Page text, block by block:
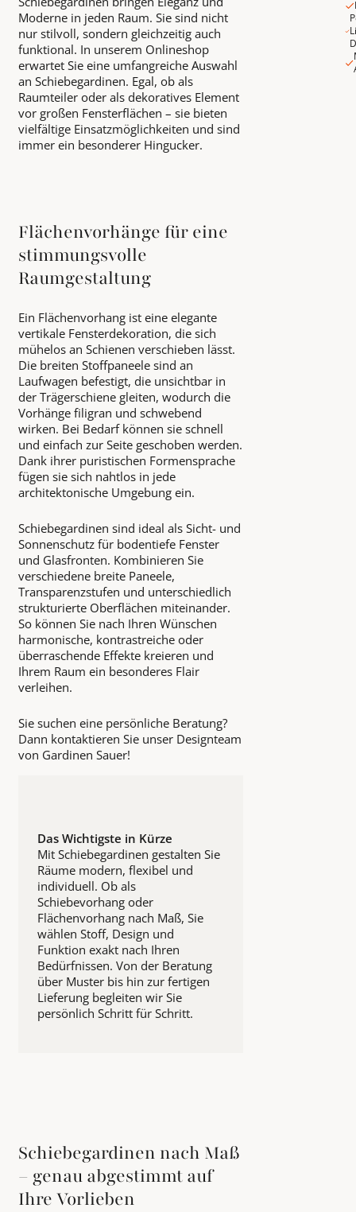
Moderne in jeden Raum. Sie sind nicht
nur stilvoll, sondern gleichzeitig auch
funktional. In unserem Onlineshop
erwartet Sie eine umfangreiche Auswahl
an Schiebegardinen. Egal, ob als
Raumteiler oder als dekoratives Element
vor großen Fensterflächen – sie bieten
vielfältige Einsatzmöglichkeiten und sind
immer ein besonderer Hingucker.
Flächenvorhänge für eine
stimmungsvolle
Raumgestaltung
Ein Flächenvorhang ist eine elegante
vertikale Fensterdekoration, die sich
mühelos an Schienen verschieben lässt.
Die breiten Stoffpaneele sind an
Laufwagen befestigt, die unsichtbar in
der Trägerschiene gleiten, wodurch die
Vorhänge filigran und schwebend
wirken. Bei Bedarf können sie schnell
und einfach zur Seite geschoben werden.
Dank ihrer puristischen Formensprache
fügen sie sich nahtlos in jede
architektonische Umgebung ein.
Schiebegardinen sind ideal als Sicht- und
Sonnenschutz für bodentiefe Fenster
und Glasfronten. Kombinieren Sie
verschiedene breite Paneele,
Transparenzstufen und unterschiedlich
strukturierte Oberflächen miteinander.
So können Sie nach Ihren Wünschen
harmonische, kontrastreiche oder
überraschende Effekte kreieren und
Ihrem Raum ein besonderes Flair
verleihen.
Sie suchen eine persönliche Beratung?
Dann kontaktieren Sie unser Designteam
von Gardinen Sauer!
Das Wichtigste in Kürze
Mit Schiebegardinen gestalten Sie
Räume modern, flexibel und
individuell. Ob als
Schiebevorhang oder
Flächenvorhang nach Maß, Sie
wählen Stoff, Design und
Funktion exakt nach Ihren
Bedürfnissen. Von der Beratung
über Muster bis hin zur fertigen
Lieferung begleiten wir Sie
persönlich Schritt für Schritt.
Schiebegardinen nach Maß
– genau abgestimmt auf
Ihre Vorlieben